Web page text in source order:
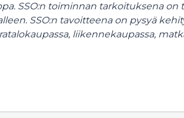
SSO:n toiminnan tarkoituksena on
SSO:n tavoitteena on pysyä
liikennekaupassa,